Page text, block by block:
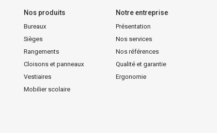
Nos produits
Bureaux
Sièges
Rangements
Cloisons et panneaux
Vestiaires
Mobilier scolaire
Notre entreprise
Présentation
Nos services
Nos références
Qualité et garantie
Ergonomie